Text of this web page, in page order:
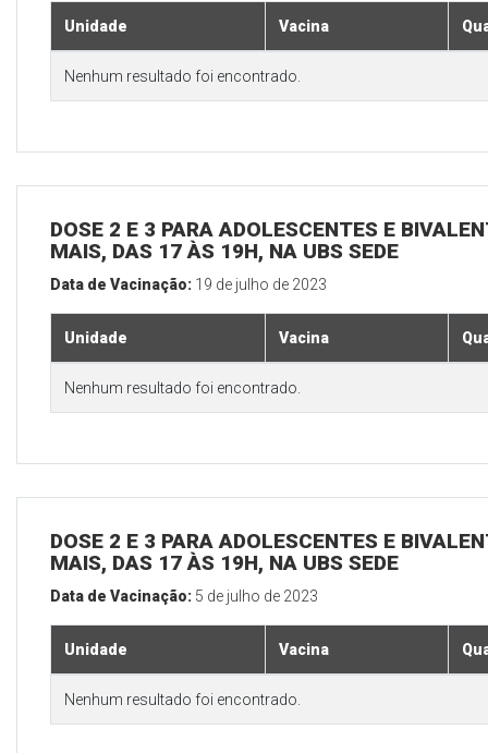
Unidade Vacina
Nenhum resultado foi encontrado.
DOSE 2 E 3 PARA ADOLESCENTES E
MAIS, DAS 17 ÀS 19H, NA UBS SEDE
Data de Vacinação: 19 de julho de 2023
Unidade Vacina
Nenhum resultado foi encontrado.
DOSE 2 E 3 PARA ADOLESCENTES E
MAIS, DAS 17 ÀS 19H, NA UBS SEDE
Data de Vacinação: 5 de julho de 2023
Unidade Vacina
Nenhum resultado foi encontrado.